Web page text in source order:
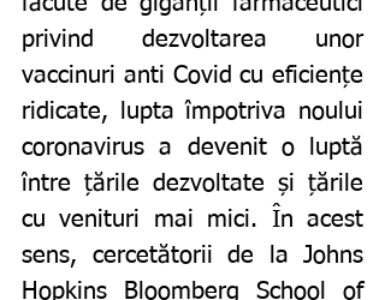
privind dezvoltarea unor
vaccinuri anti Covid cu eficiențe
ridicate, lupta împotriva noului
coronavirus a devenit o luptă
între țările dezvoltate și țările
cu venituri mai mici. În acest
sens, cercetătorii de la Johns
Hopkins Bloomberg School of